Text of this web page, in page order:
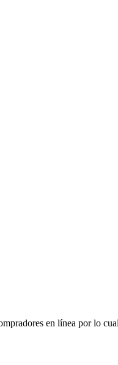
en línea por lo